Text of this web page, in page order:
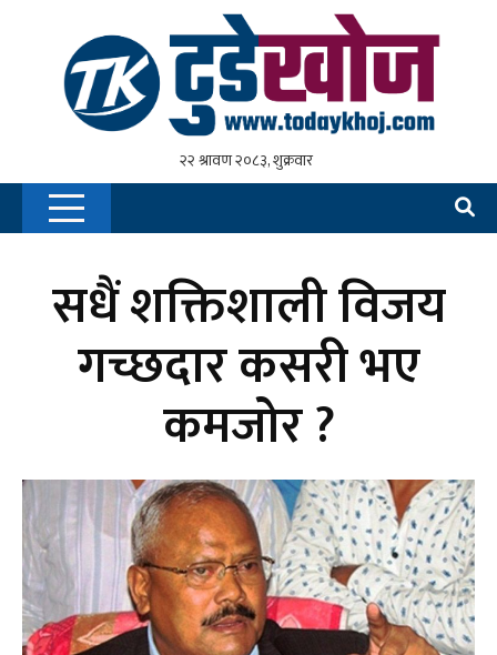
सधैं शक्तिशाली विजय
गच्छदार कसरी भए
कमजोर ?